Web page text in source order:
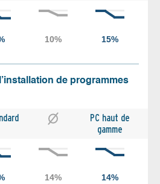
de programmes
PC haut de
gamme